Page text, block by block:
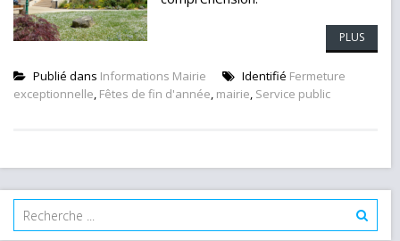
PLUS
Publié dans Informations Mairie Identifié Fermeture
exceptionnelle, Fêtes de fin d'année, mairie, Service public